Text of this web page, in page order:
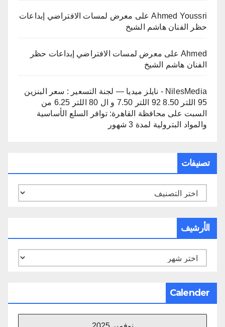
Ahmed Youssriعلى معرض لمسات الافتراضي إبداعات
حظر الفنان هاشم الشيخ
Ahmed على معرض لمسات الافتراضي إبداعات حظر
الفنان هاشم الشيخ
NilesMedia - نايلز ميديا — لجنة التسعير : سعر البنزين
95 اللتر 8.50 92 اللتر 7.50 و ال 80 اللتر 6.25 من
السبت على محافظة القاهرة: توافر السلع الأساسية
والمواد البترولية لمدة 3 شهور
تصنيفات
تصنيفات
الأرشيف
الأرشيف
Calender